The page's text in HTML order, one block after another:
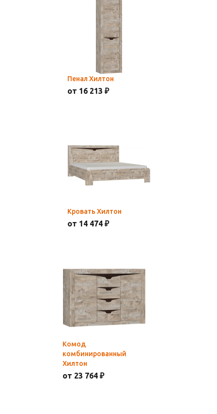
Пенал Хилтон
от 16 213 ₽
Кровать Хилтон
от 14 474 ₽
Комод
комбинированный
Хилтон
от 23 764 ₽